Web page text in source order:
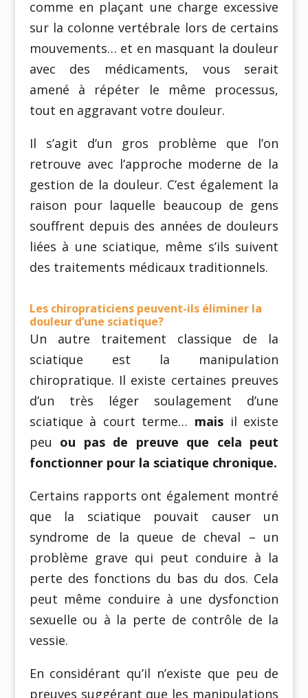
comme en plaçant une charge excessive
sur la colonne vertébrale lors de certains
mouvements… et en masquant la douleur
avec des médicaments, vous serait
amené à répéter le même processus,
tout en aggravant votre douleur.
Il s’agit d’un gros problème que l’on
retrouve avec l’approche moderne de la
gestion de la douleur. C’est également la
raison pour laquelle beaucoup de gens
souffrent depuis des années de douleurs
liées à une sciatique, même s’ils suivent
des traitements médicaux traditionnels.
Les chiropraticiens peuvent-ils éliminer la
douleur d’une sciatique?
Un autre traitement classique de la
sciatique est la manipulation
chiropratique. Il existe certaines preuves
d’un très léger soulagement d’une
sciatique à court terme… mais il existe
peu ou pas de preuve que cela peut
fonctionner pour la sciatique chronique.
Certains rapports ont également montré
que la sciatique pouvait causer un
syndrome de la queue de cheval – un
problème grave qui peut conduire à la
perte des fonctions du bas du dos. Cela
peut même conduire à une dysfonction
sexuelle ou à la perte de contrôle de la
vessie.
En considérant qu’il n’existe que peu de
preuves suggérant que les manipulations